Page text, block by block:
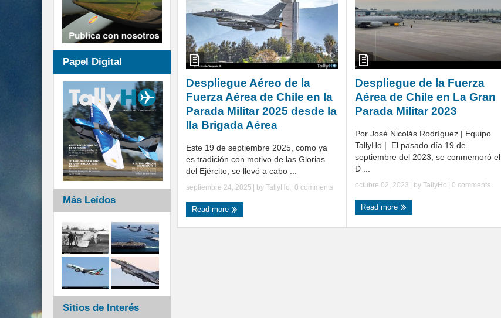
Despliegue Aéreo de la
Fuerza Aérea de Chile en la
Parada Militar 2025 desde la
IIa Brigada Aérea
Este 19 de septiembre 2025, como ya
es tradición con motivo de las Glorias
del Ejército, se llevó a cabo ...
septiembre 24, 2025 | by TallyHo 0 comments
Read more
Despliegue de la Fuerza
Aérea de Chile en La Gran
Parada Militar 2023
Por José Nicolás Rodríguez | Equipo
TallyHo | El pasado día 19 de
septiembre del 2023, se conmemoró el
D ...
octubre 02, 2023 | by TallyHo 0 comments
Read more
Papel Digital
Más Leídos
Sitios de Interés